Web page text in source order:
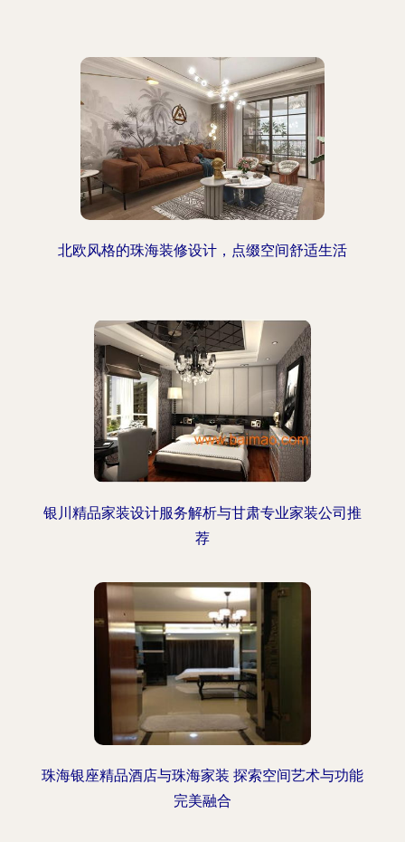
北欧风格的珠海装修设计，点缀空间舒适生活
银川精品家装设计服务解析与甘肃专业家装公司推
荐
珠海银座精品酒店与珠海家装 探索空间艺术与功能
完美融合